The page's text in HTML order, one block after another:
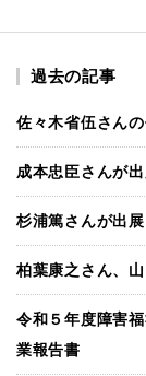
過去の記事
佐々木省伍さん
成本忠臣さんが
杉浦篤さんが出
柏葉康之さん、
令和５年度障害
業報告書